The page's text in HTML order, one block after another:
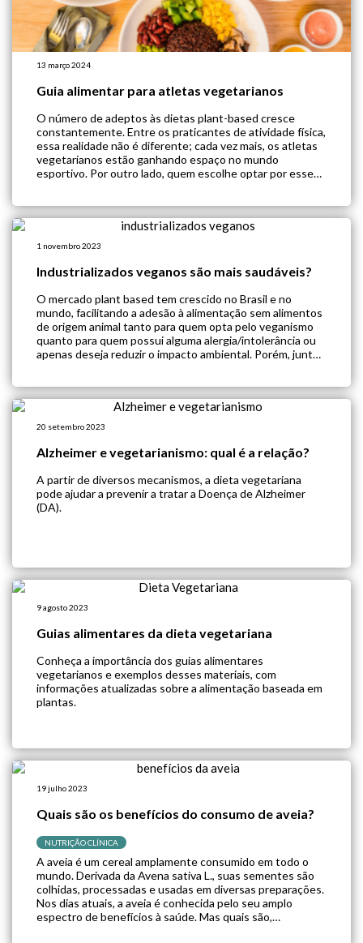
13 março 2024
Guia alimentar para atletas vegetarianos
O número de adeptos às dietas plant-based cresce
constantemente. Entre os praticantes de atividade física,
essa realidade não é diferente; cada vez mais, os atletas
vegetarianos estão ganhando espaço no mundo
esportivo. Por outro lado, quem escolhe optar por esse
nutricionais […]
1 novembro 2023
Industrializados veganos são mais saudáveis?
O mercado plant based tem crescido no Brasil e no
mundo, facilitando a adesão à alimentação sem alimentos
de origem animal tanto para quem opta pelo veganismo
quanto para quem possui alguma alergia/intolerância ou
apenas deseja reduzir o impacto ambiental. Porém, junto
principalmente das […]
20 setembro 2023
Alzheimer e vegetarianismo: qual é a relação?
A partir de diversos mecanismos, a dieta vegetariana
pode ajudar a prevenir a tratar a Doença de Alzheimer
(DA).
9 agosto 2023
Guias alimentares da dieta vegetariana
Conheça a importância dos guias alimentares
vegetarianos e exemplos desses materiais, com
informações atualizadas sobre a alimentação baseada em
plantas.
19 julho 2023
Quais são os benefícios do consumo de aveia?
NUTRIÇÃO CLÍNICA
A aveia é um cereal amplamente consumido em todo o
mundo. Derivada da Avena sativa L., suas sementes são
colhidas, processadas e usadas em diversas preparações.
Nos dias atuais, a aveia é conhecida pelo seu amplo
espectro de benefícios à saúde. Mas quais são,